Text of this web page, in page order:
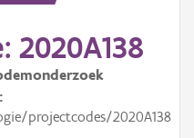
projectcodes/2020A138